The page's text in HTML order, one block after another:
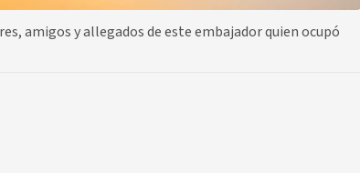
amigos y allegados de este embajador quien ocupó